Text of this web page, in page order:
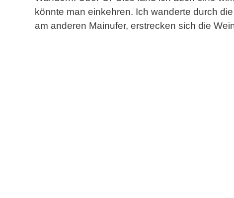
könnte man einkehren. Ich wanderte durch
am anderen Mainufer, erstrecken sich die